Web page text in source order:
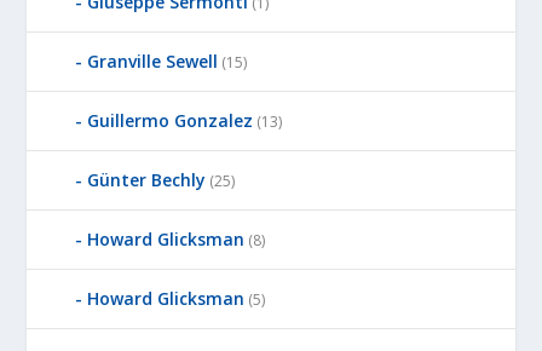
Granville Sewell (15)
Guillermo Gonzalez (13)
Günter Bechly (25)
Howard Glicksman (8)
Howard Glicksman (5)